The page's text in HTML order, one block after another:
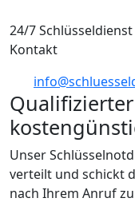
24/7
Kontakt
Unser
verteilt und schickt
nach Ihrem Anruf